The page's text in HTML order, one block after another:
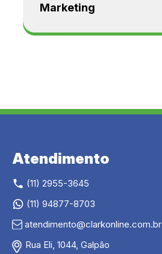
Marketing
Atendimento
(11) 2955-3645
(11) 94877-8703
atendimento@clarkonline.com.br
Rua Eli, 1044, Galpão